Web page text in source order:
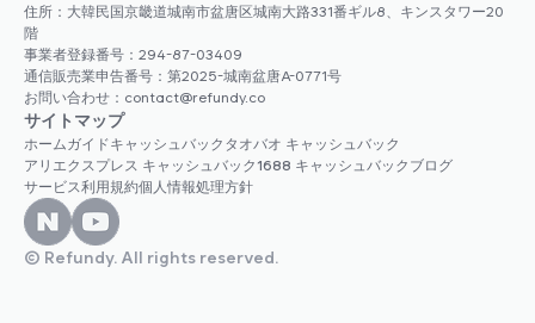
住所：大韓民国京畿道城南市盆唐区城南大路331番ギル8、キンスタワー20
階
事業者登録番号：294-87-03409
通信販売業申告番号：第2025-城南盆唐A-0771号
お問い合わせ：contact@refundy.co
サイトマップ
ホームガイドキャッシュバック タオバオ キャッシュバック
アリエクスプレス キャッシュバック 1688 キャッシュバック ブログ
サービス利用規約個人情報処理方針
© Refundy. All rights reserved.